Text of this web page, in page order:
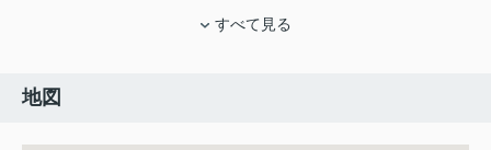
すべて見る
地図